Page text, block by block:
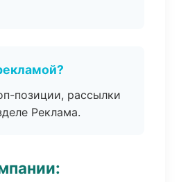
позиции, рассылки
Реклама.